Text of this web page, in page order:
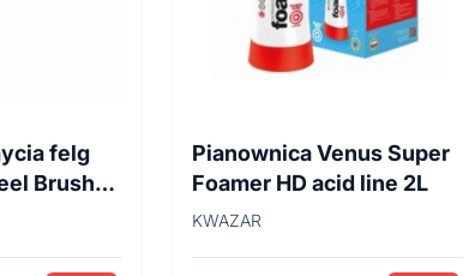
felg
Brush
Pianownica Venus Super
Foamer HD acid line 2L
KWAZAR